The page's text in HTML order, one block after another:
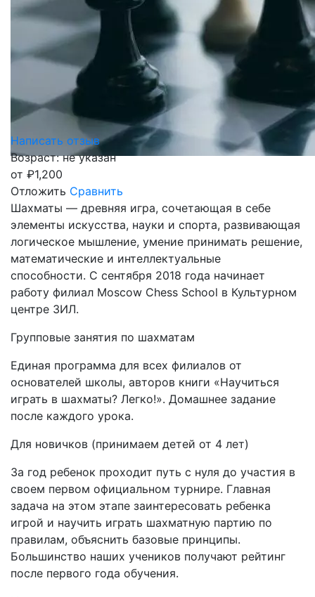
Написать отзыв
Возраст: не указан
от ₽1,200
Отложить Сравнить
Шахматы — древняя игра, сочетающая в себе
элементы искусства, науки и спорта, развивающая
логическое мышление, умение принимать решение,
математические и интеллектуальные
способности. С сентября 2018 года начинает
работу филиал Moscow Chess School в Культурном
центре ЗИЛ.
Групповые занятия по шахматам
Единая программа для всех филиалов от
основателей школы, авторов книги «Научиться
играть в шахматы? Легко!». Домашнее задание
после каждого урока.
Для новичков (принимаем детей от 4 лет)
За год ребенок проходит путь с нуля до участия в
своем первом официальном турнире. Главная
задача на этом этапе заинтересовать ребенка
игрой и научить играть шахматную партию по
правилам, объяснить базовые принципы.
Большинство наших учеников получают рейтинг
после первого года обучения.